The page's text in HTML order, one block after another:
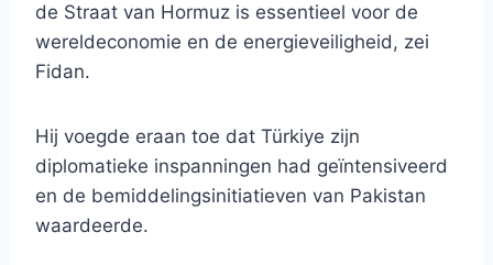
de Straat van Hormuz is essentieel voor de
wereldeconomie en de energieveiligheid, zei
Fidan.
Hij voegde eraan toe dat Türkiye zijn
diplomatieke inspanningen had geïntensiveerd
en de bemiddelingsinitiatieven van Pakistan
waardeerde.